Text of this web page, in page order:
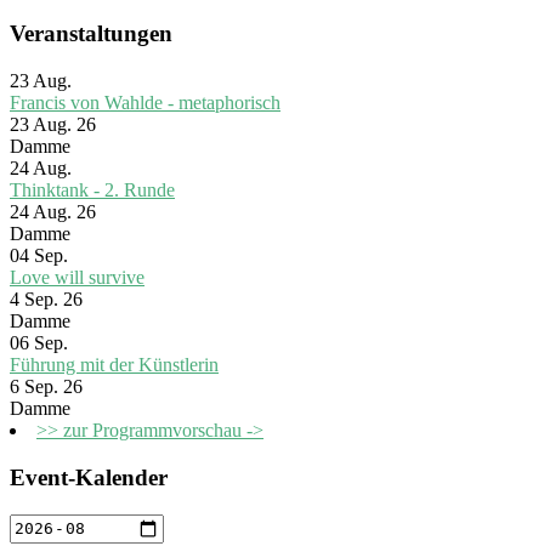
Veranstaltungen
23 Aug.
Francis von Wahlde - metaphorisch
23 Aug. 26
Damme
24 Aug.
Thinktank - 2. Runde
24 Aug. 26
Damme
04 Sep.
Love will survive
4 Sep. 26
Damme
06 Sep.
Führung mit der Künstlerin
6 Sep. 26
Damme
>> zur Programmvorschau ->
Event-Kalender